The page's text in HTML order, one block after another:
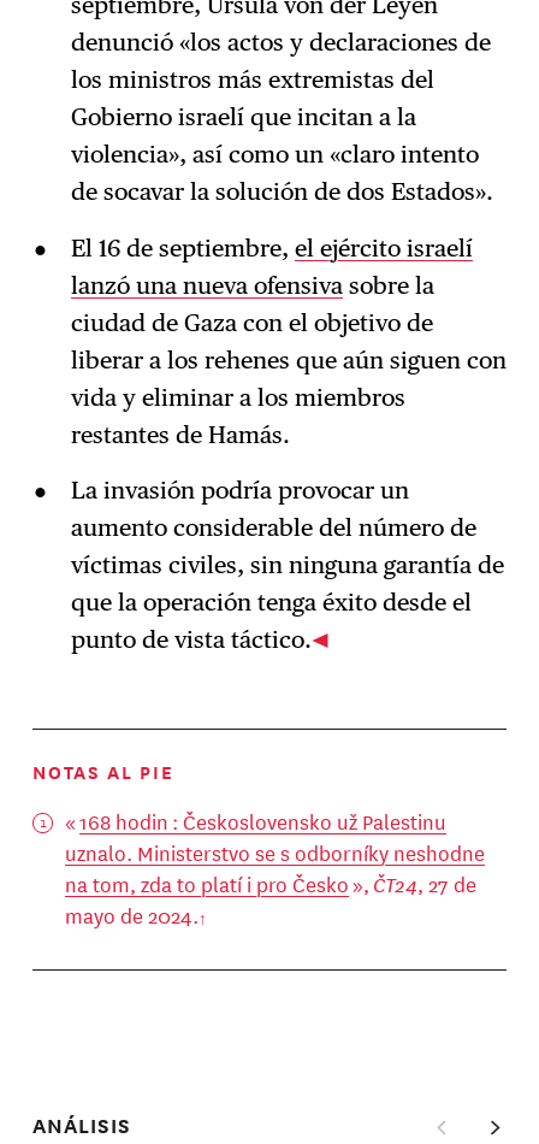
denunció «los actos y declaraciones de
los ministros más extremistas del
Gobierno israelí que incitan a la
violencia», así como un «claro intento
de socavar la solución de dos Estados».
El 16 de septiembre, el ejército israelí
lanzó una nueva ofensiva sobre la
ciudad de Gaza con el objetivo de
liberar a los rehenes que aún siguen con
vida y eliminar a los miembros
restantes de Hamás.
La invasión podría provocar un
aumento considerable del número de
víctimas civiles, sin ninguna garantía de
que la operación tenga éxito desde el
punto de vista táctico.
NOTAS AL PIE
«168 hodin : Československo už Palestinu
uznalo. Ministerstvo se s odborníky neshodne
na tom, zda to platí i pro Česko», ČT24, 27 de
mayo de 2024.
ANÁLISIS